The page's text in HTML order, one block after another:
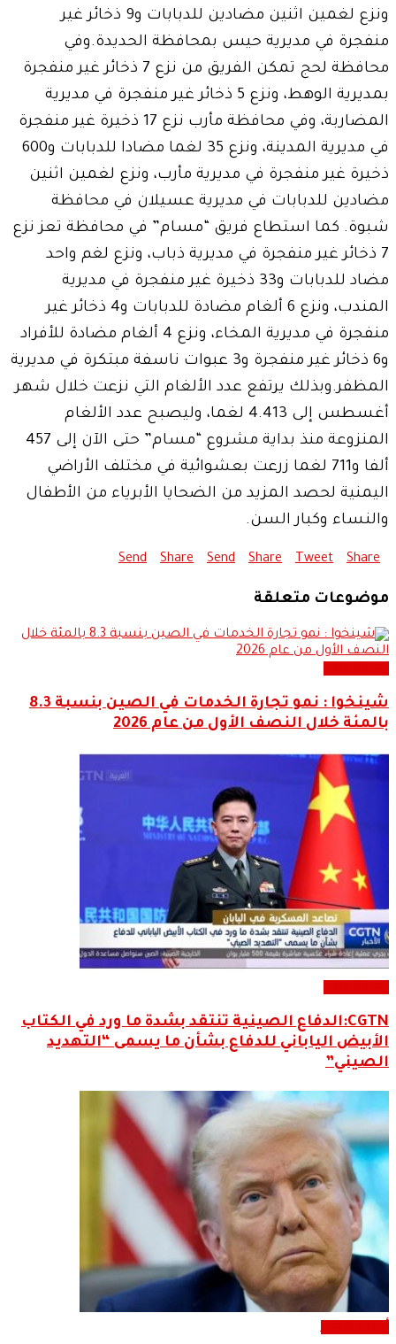
ونزع لغمين اثنين مضادين للدبابات و9 ذخائر غير
منفجرة في مديرية حيس بمحافظة الحديدة.وفي
محافظة لحج تمكن الفريق من نزع 7 ذخائر غير منفجرة
بمديرية الوهط، ونزع 5 ذخائر غير منفجرة في مديرية
المضاربة، وفي محافظة مأرب نزع 17 ذخيرة غير منفجرة
في مديرية المدينة، ونزع 35 لغما مضادا للدبابات و600
ذخيرة غير منفجرة في مديرية مأرب، ونزع لغمين اثنين
مضادين للدبابات في مديرية عسيلان في محافظة
شبوة. كما استطاع فريق “مسام” في محافظة تعز نزع
7 ذخائر غير منفجرة في مديرية ذباب، ونزع لغم واحد
مضاد للدبابات و33 ذخيرة غير منفجرة في مديرية
المندب، ونزع 6 ألغام مضادة للدبابات و4 ذخائر غير
منفجرة في مديرية المخاء، ونزع 4 ألغام مضادة للأفراد
و6 ذخائر غير منفجرة و3 عبوات ناسفة مبتكرة في مديرية
المظفر.وبذلك يرتفع عدد الألغام التي نزعت خلال شهر
أغسطس إلى 4.413 لغما، وليصبح عدد الألغام
المنزوعة منذ بداية مشروع “مسام” حتى الآن إلى 457
ألفا و711 لغما زرعت بعشوائية في مختلف الأراضي
اليمنية لحصد المزيد من الضحايا الأبرياء من الأطفال
والنساء وكبار السن.
Share
Tweet
Share
Send
Share
Send
موضوعات متعلقة
شينخوا : نمو تجارة الخدمات في الصين بنسبة 8.3
بالمئة خلال النصف الأول من عام 2026
CGTN:الدفاع الصينية تنتقد بشدة ما ورد في الكتاب
الأبيض الياباني للدفاع بشأن ما يسمى “التهديد
الصيني”